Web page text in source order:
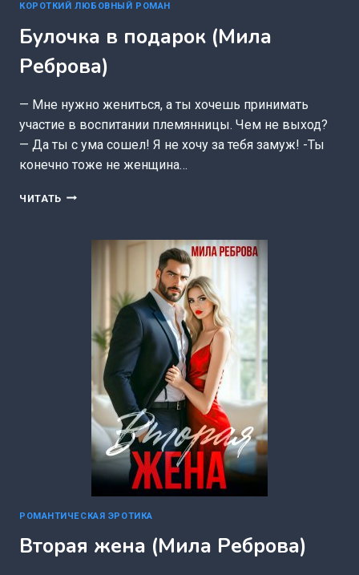
КОРОТКИЙ ЛЮБОВНЫЙ РОМАН
Булочка в подарок (Мила
Реброва)
— Мне нужно жениться, а ты хочешь принимать
участие в воспитании племянницы. Чем не выход?
— Да ты с ума сошел! Я не хочу за тебя замуж! -Ты
конечно тоже не женщина…
ЧИТАТЬ БУЛОЧКА
(МИЛА
РОМАНТИЧЕСКАЯ ЭРОТИКА
Вторая жена (Мила Реброва)